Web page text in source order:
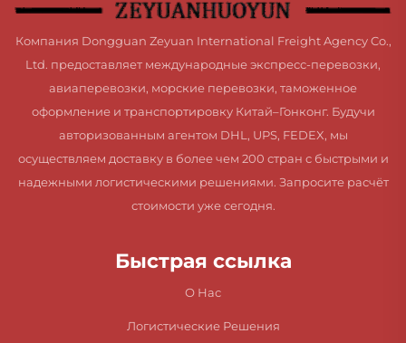
Компания Dongguan Zeyuan International Freight Agency Co.,
Ltd. предоставляет международные экспресс-перевозки,
авиаперевозки, морские перевозки, таможенное
оформление и транспортировку Китай–Гонконг. Будучи
авторизованным агентом DHL, UPS, FEDEX, мы
осуществляем доставку в более чем 200 стран с быстрыми и
надежными логистическими решениями. Запросите расчёт
стоимости уже сегодня.
Быстрая ссылка
О Нас
Логистические Решения